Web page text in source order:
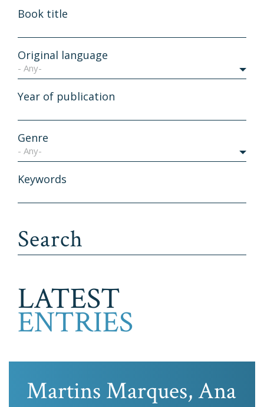
Book title
Original language
- Any-
Year of publication
Genre
- Any-
Keywords
LATEST
ENTRIES
Martins Marques, Ana